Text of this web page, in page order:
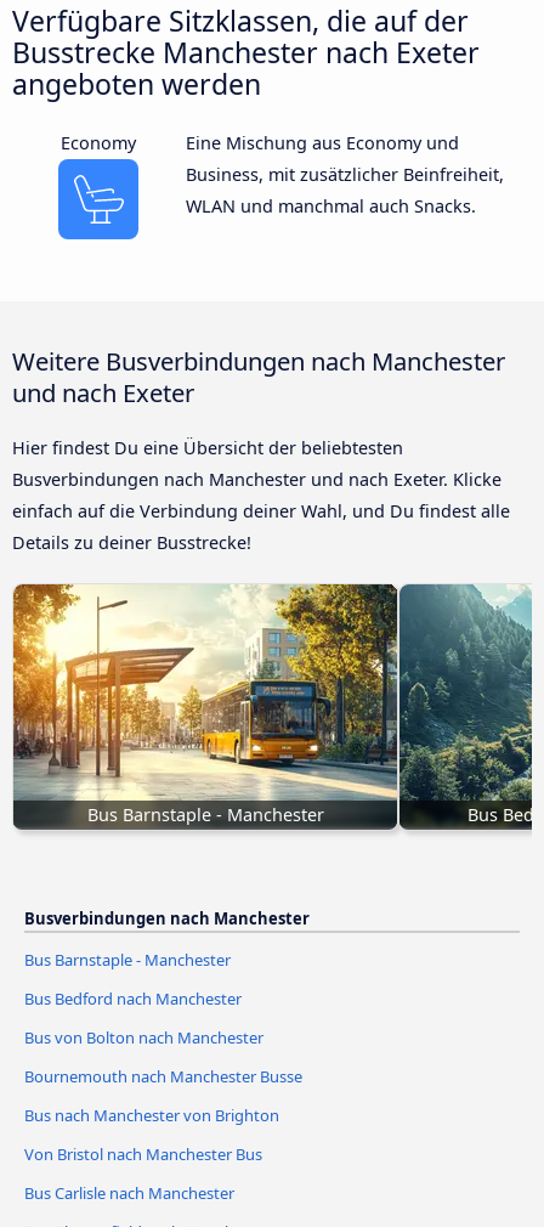
Verfügbare Sitzklassen, die auf der
Busstrecke Manchester nach Exeter
angeboten werden
Economy
Eine Mischung aus Economy und
Business, mit zusätzlicher Beinfreiheit,
WLAN und manchmal auch Snacks.
Weitere Busverbindungen nach Manchester
und nach Exeter
Hier findest Du eine Übersicht der beliebtesten
Busverbindungen nach Manchester und nach Exeter. Klicke
einfach auf die Verbindung deiner Wahl, und Du findest alle
Details zu deiner Busstrecke!
Bus Barnstaple - Manchester Bus
Busverbindungen nach Manchester
Bus Barnstaple - Manchester
Bus Bedford nach Manchester
Bus von Bolton nach Manchester
Bournemouth nach Manchester Busse
Bus nach Manchester von Brighton
Von Bristol nach Manchester Bus
Bus Carlisle nach Manchester